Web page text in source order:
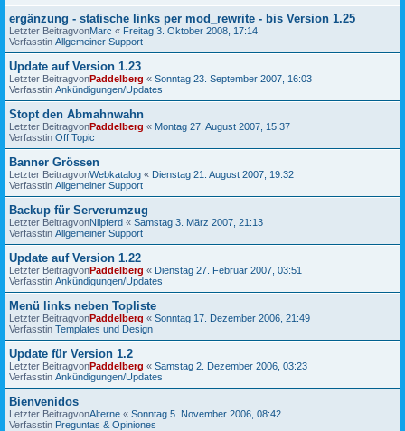
ergänzung - statische links per mod_rewrite - bis Version 1.25
Letzter BeitragvonMarc « Freitag 3. Oktober 2008, 17:14
Verfasstin Allgemeiner Support
Update auf Version 1.23
Letzter BeitragvonPaddelberg « Sonntag 23. September 2007, 16:03
Verfasstin Ankündigungen/Updates
Stopt den Abmahnwahn
Letzter BeitragvonPaddelberg « Montag 27. August 2007, 15:37
Verfasstin Off Topic
Banner Grössen
Letzter BeitragvonWebkatalog « Dienstag 21. August 2007, 19:32
Verfasstin Allgemeiner Support
Backup für Serverumzug
Letzter BeitragvonNilpferd « Samstag 3. März 2007, 21:13
Verfasstin Allgemeiner Support
Update auf Version 1.22
Letzter BeitragvonPaddelberg « Dienstag 27. Februar 2007, 03:51
Verfasstin Ankündigungen/Updates
Menü links neben Topliste
Letzter BeitragvonPaddelberg « Sonntag 17. Dezember 2006, 21:49
Verfasstin Templates und Design
Update für Version 1.2
Letzter BeitragvonPaddelberg « Samstag 2. Dezember 2006, 03:23
Verfasstin Ankündigungen/Updates
Bienvenidos
Letzter BeitragvonAlterne « Sonntag 5. November 2006, 08:42
Verfasstin Preguntas & Opiniones